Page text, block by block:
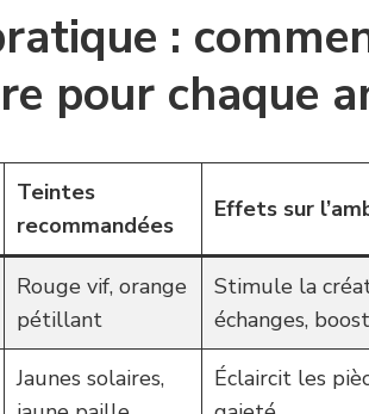
:
pour chaque
Teintes
recommandées
Effets sur
Rouge vif, orange
pétillant
Stimule la
échanges,
Jaunes solaires,
Éclaircit les